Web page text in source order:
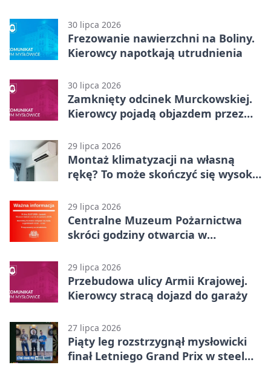
30 lipca 2026
Frezowanie nawierzchni na Boliny.
Kierowcy napotkają utrudnienia
30 lipca 2026
Zamknięty odcinek Murckowskiej.
Kierowcy pojadą objazdem przez
29 lipca 2026
Montaż klimatyzacji na własną
rękę? To może skończyć się wysoką
29 lipca 2026
Centralne Muzeum Pożarnictwa
skróci godziny otwarcia w
29 lipca 2026
Przebudowa ulicy Armii Krajowej.
Kierowcy stracą dojazd do garaży
27 lipca 2026
Piąty leg rozstrzygnął mysłowicki
finał Letniego Grand Prix w steel